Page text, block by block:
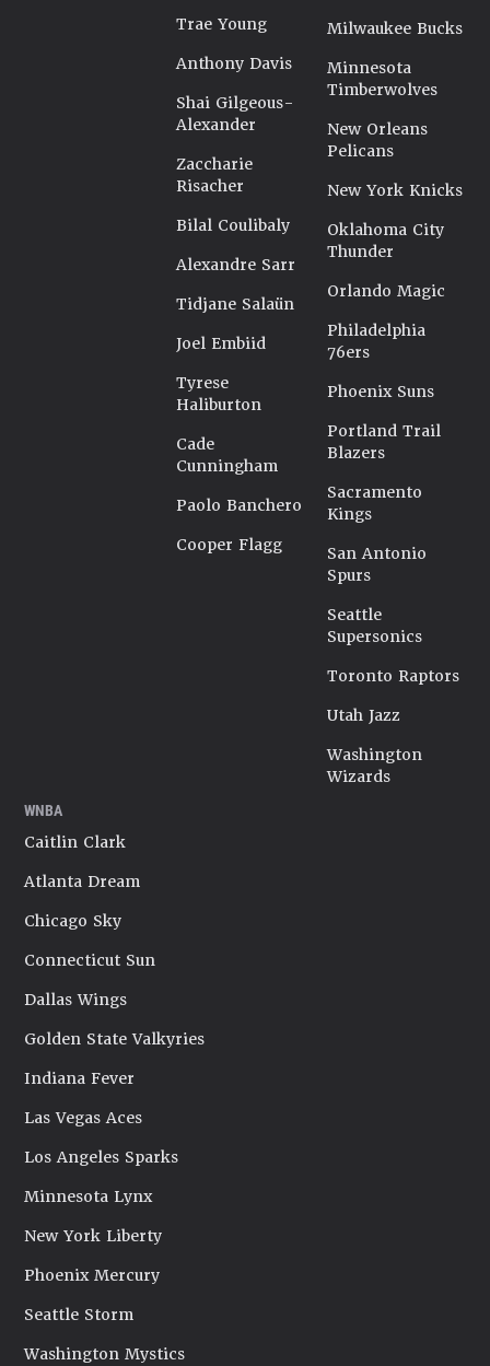
Trae Young
Anthony Davis
Shai Gilgeous-
Alexander
Zaccharie
Risacher
Bilal Coulibaly
Alexandre Sarr
Tidjane Salaün
Joel Embiid
Tyrese
Haliburton
Cade
Cunningham
Paolo Banchero
Cooper Flagg
Milwaukee Bucks
Minnesota
Timberwolves
New Orleans
Pelicans
New York Knicks
Oklahoma City
Thunder
Orlando Magic
Philadelphia
76ers
Phoenix Suns
Portland Trail
Blazers
Sacramento
Kings
San Antonio
Spurs
Seattle
Supersonics
Toronto Raptors
Utah Jazz
Washington
Wizards
WNBA
Caitlin Clark
Atlanta Dream
Chicago Sky
Connecticut Sun
Dallas Wings
Golden State Valkyries
Indiana Fever
Las Vegas Aces
Los Angeles Sparks
Minnesota Lynx
New York Liberty
Phoenix Mercury
Seattle Storm
Washington Mystics